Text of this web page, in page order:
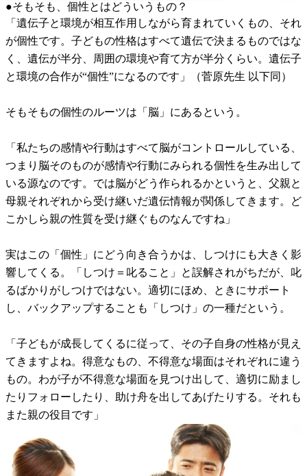
●そもそも、個性とはどういうもの？
「遺伝子と環境が相互作用しながら育まれていくもの、それ
が個性です。子どもの性格はすべて遺伝で決まるものではな
く、遺伝が半分、周囲の環境や育て方が半分くらい。遺伝子
と環境の合作が“個性”になるのです」（菅原先生 以下同）
そもそもの個性のルーツは「脳」にあるという。
「私たちの感情や行動はすべて脳がコントロールしている、
つまり脳そのものが感情や行動にみられる個性を生み出して
いる源なのです。では脳がどう作られるかというと、父親と
母親それぞれから受け継いだ遺伝情報が関係してきます。ど
こかしら親の性質を受け継ぐものなんですね」
実はこの「個性」にどう向き合うかは、しつけにも大きく影
響してくる。「しつけ＝叱ること」と誤解されがちだが、叱
るばかりがしつけではない。適切にほめ、ときにサポート
し、バックアップすることも「しつけ」の一種だという。
「子どもが成長してくるに従って、その子自身の性格が見え
てきますよね。得意なもの、不得意な場面はそれぞれに違う
もの。わが子が不得意な場面を見つけ出して、適切に励まし
たりフォローしたり、助け舟を出してあげたりする。それも
また親の役目です」